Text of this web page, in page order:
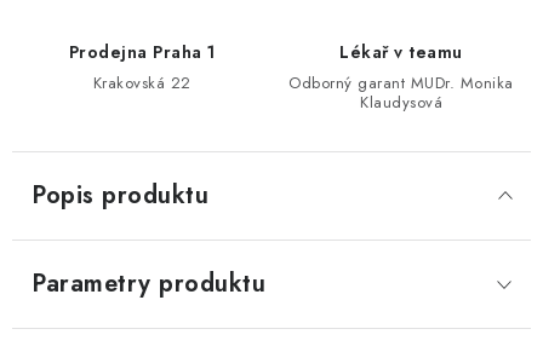
Prodejna Praha 1
Krakovská 22
Lékař v teamu
Odborný garant MUDr. Monika
Klaudysová
Popis produktu
Parametry produktu